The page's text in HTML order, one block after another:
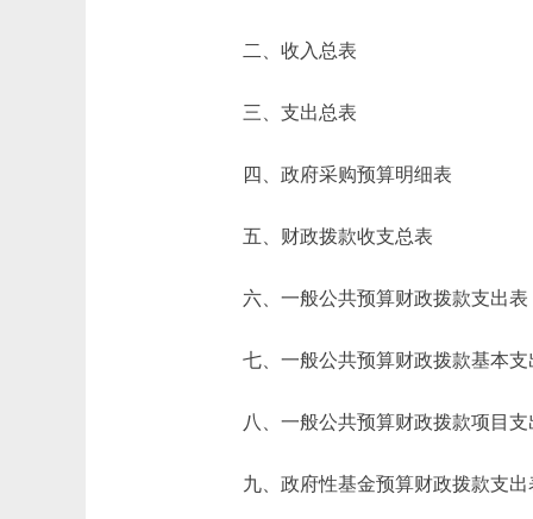
二、收入总表
三、支出总表
四、政府采购预算明细表
五、财政拨款收支总表
六、一般公共预算财政拨款支出表
七、一般公共预算财政拨款基本支
八、一般公共预算财政拨款项目支
九、政府性基金预算财政拨款支出